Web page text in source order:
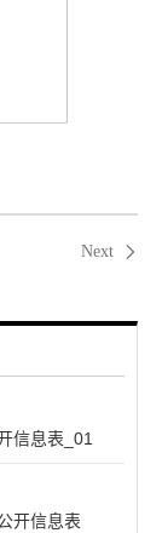
Next
信息表_01
开信息表